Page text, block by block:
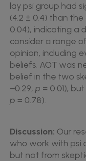
lay psi group had
(4.2 ± 0.4) than
0.04), indicating a
consider a range
opinion, including
beliefs. AOT was
belief in the two
−0.29, p = 0.01),
p = 0.78).
Discussion: Our
who work with psi
but not from